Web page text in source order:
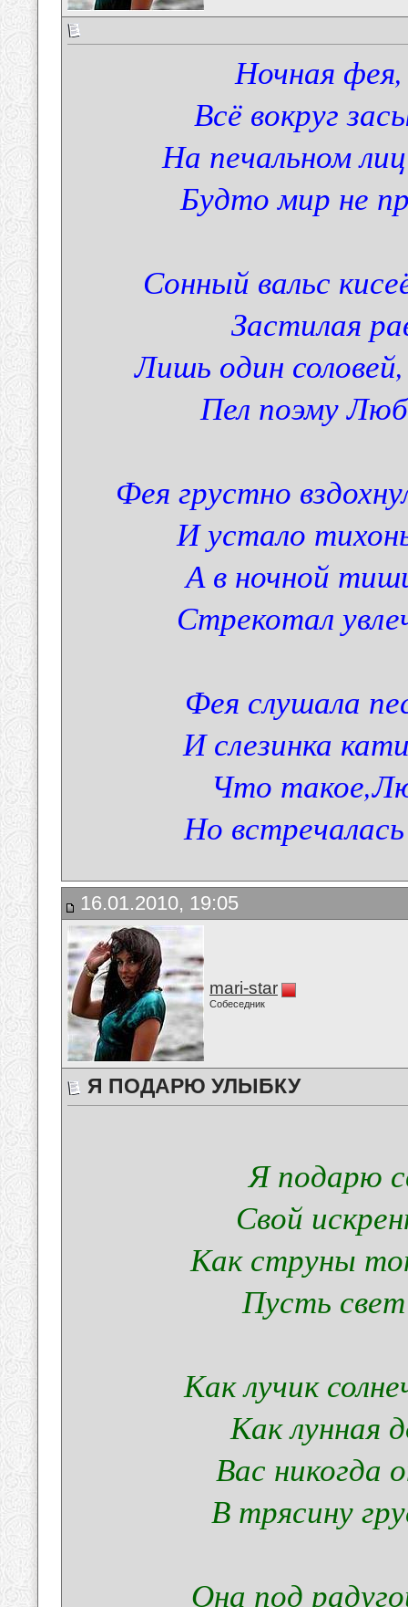
Ночная фея,
Всё вокруг
На печальном
Будто мир не
Сонный вальс
Застилая
Лишь один
Пел поэму
Фея грустно
И устало
А в ночной
Стрекотал
Фея слушала
И слезинка
Что
Но
16.01.2010, 19:05
mari-star
Собеседник
Я ПОДАРЮ УЛЫБКУ
Я подарю
Свой
Как струны
Пусть свет
Как лучик
Как лунная
Вас никогда
В трясину
Она под